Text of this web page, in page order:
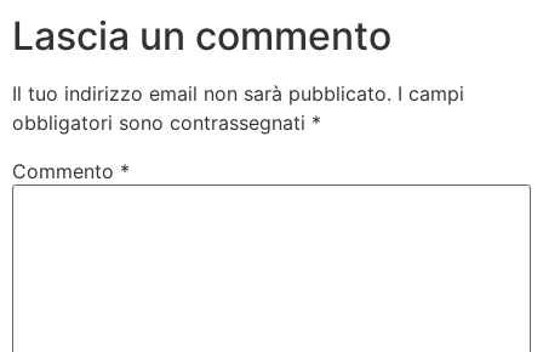
Lascia un commento
Il tuo indirizzo email non sarà pubblicato. I campi
obbligatori sono contrassegnati *
Commento *